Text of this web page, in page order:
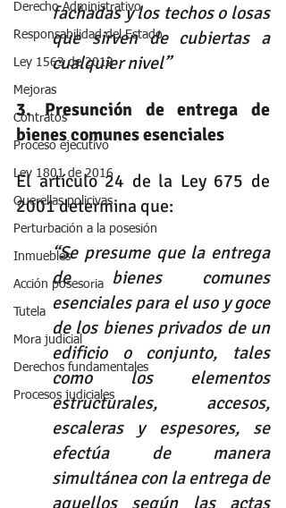
Derecho Administrativo
Responsabilidad del Estado
Ley 1563 de 2012
Mejoras
Contratos
Proceso ejecutivo
Ley 1801 de 2016
Querellas policivas
Perturbación a la posesión
Inmuebles
Acción posesoria
Tutela
Mora judicial
Derechos fundamentales
Procesos judiciales
fachadas y los techos o losas
que sirven de cubiertas a
cualquier nivel”
3. Presunción de entrega de
bienes comunes esenciales
El artículo 24 de la Ley 675 de
2001 determina que:
“Se presume que la entrega
de bienes comunes
esenciales para el uso y goce
de los bienes privados de un
edificio o conjunto, tales
como los elementos
estructurales, accesos,
escaleras y espesores, se
efectúa de manera
simultánea con la entrega de
aquellos según las actas